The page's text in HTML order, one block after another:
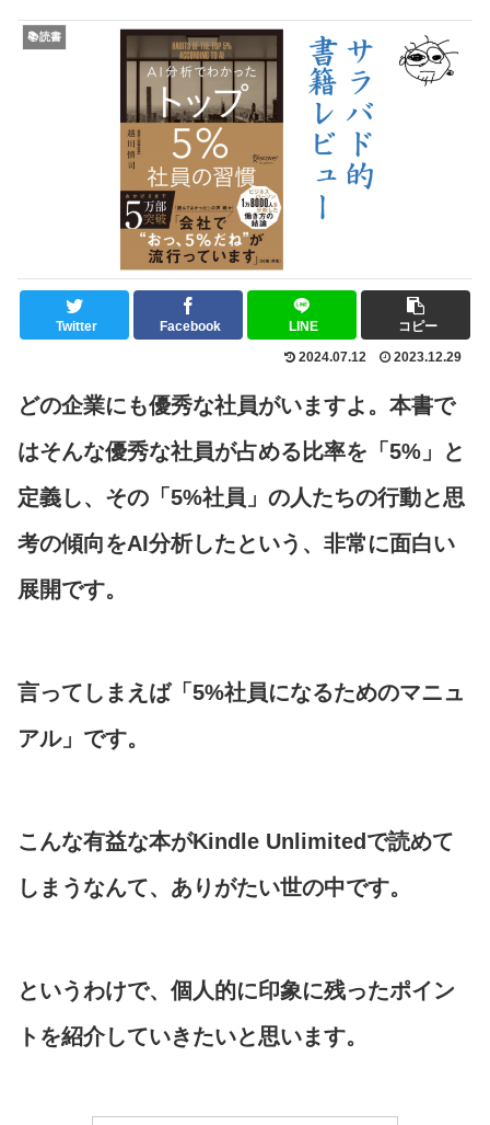
📚読書
Twitter Facebook LINE
コピー
2024.07.12
2023.12.29
どの企業にも優秀な社員がいますよ。本書で
はそんな優秀な社員が占める比率を「5%」と
定義し、その「5%社員」の人たちの行動と思
考の傾向をAI分析したという、非常に面白い
展開です。
言ってしまえば「5%社員になるためのマニュ
アル」です。
こんな有益な本がKindle Unlimitedで読めて
しまうなんて、ありがたい世の中です。
というわけで、個人的に印象に残ったポイン
トを紹介していきたいと思います。